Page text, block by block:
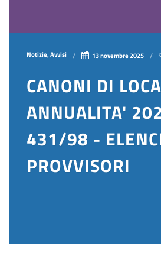
Notizie, Avvisi 13 novembre 2025
CANONI DI
ANNUALITA'
431/98 -
PROVVISORI